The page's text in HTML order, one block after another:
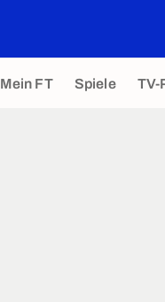
Mein FT Spiele TV-